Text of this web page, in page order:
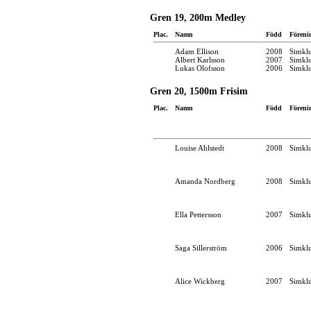
Gren 19, 200m Medley
Plac. Namn Född
Adam Ellison 2008
Albert Karlsson
2007
Lukas Olofsson
2006
Gren 20, 1500m Frisim
Plac. Namn Född
Louise Ahlstedt 2008
Amanda Nordberg 2008
Ella Pettersson 2007
Saga Sillerström 2006
Alice Wickberg 2007